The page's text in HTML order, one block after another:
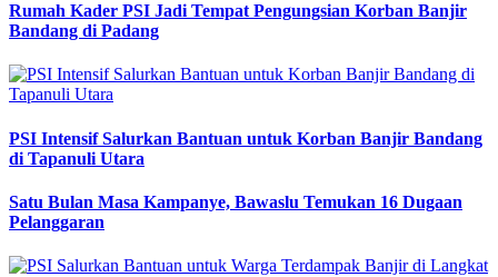
Rumah Kader PSI Jadi Tempat Pengungsian Korban Banjir
Bandang di Padang
PSI Intensif Salurkan Bantuan untuk Korban Banjir Bandang
di Tapanuli Utara
Satu Bulan Masa Kampanye, Bawaslu Temukan 16 Dugaan
Pelanggaran